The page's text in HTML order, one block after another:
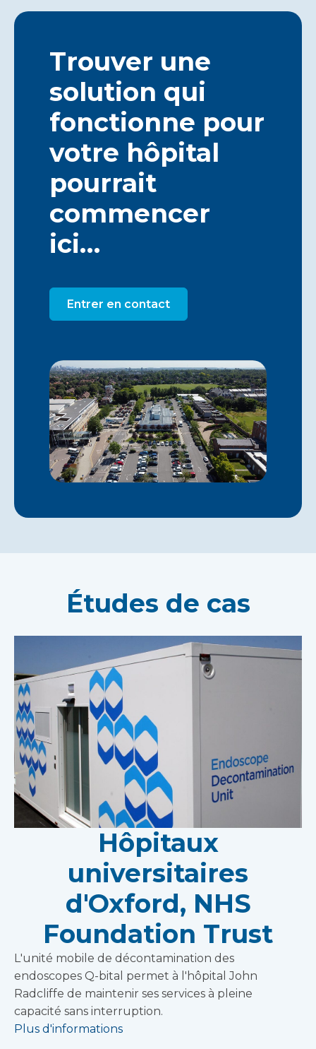
Trouver une
solution qui
fonctionne pour
votre hôpital
pourrait
commencer
ici…
Entrer en contact
Études de cas
Hôpitaux
universitaires
d'Oxford, NHS
Foundation Trust
L'unité mobile de décontamination des
endoscopes Q-bital permet à l'hôpital John
Radcliffe de maintenir ses services à pleine
capacité sans interruption.
Plus d'informations